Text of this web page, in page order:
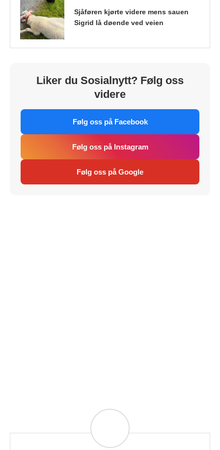
Sjåføren kjørte videre mens sauen
Sigrid lå døende ved veien
Liker du Sosialnytt? Følg oss
videre
Følg oss på Facebook
Følg oss på Instagram
Følg oss på Google